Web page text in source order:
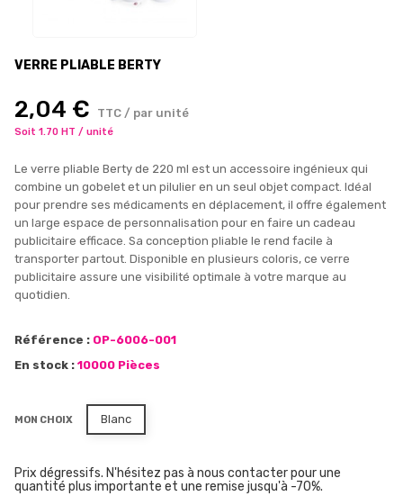
VERRE PLIABLE BERTY
2,04 € TTC / par unité
Soit 1.70 HT / unité
Le verre pliable Berty de 220 ml est un accessoire ingénieux qui
combine un gobelet et un pilulier en un seul objet compact. Idéal
pour prendre ses médicaments en déplacement, il offre également
un large espace de personnalisation pour en faire un cadeau
publicitaire efficace. Sa conception pliable le rend facile à
transporter partout. Disponible en plusieurs coloris, ce verre
publicitaire assure une visibilité optimale à votre marque au
quotidien.
Référence : OP-6006-001
En stock : 10000 Pièces
MON CHOIX Blanc
Prix dégressifs. N'hésitez pas à nous contacter pour une
quantité plus importante et une remise jusqu'à -70%.